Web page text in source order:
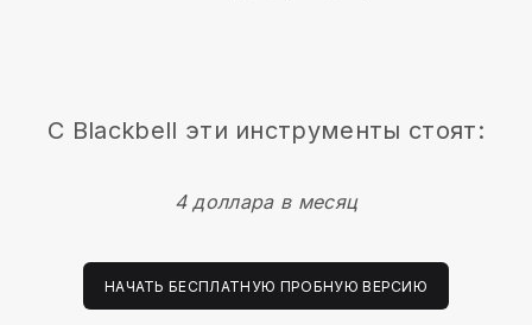
С Blackbell эти инструменты стоят:
4 доллара в месяц
НАЧАТЬ БЕСПЛАТНУЮ ПРОБНУЮ ВЕРСИЮ